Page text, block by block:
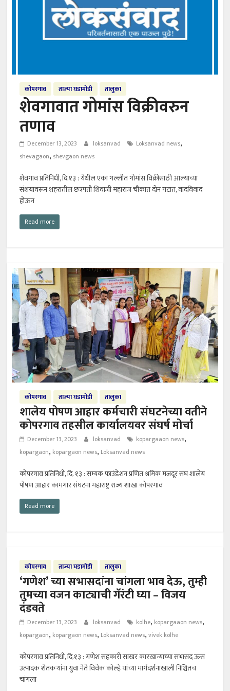
कोपरगाव ताज्या घडामोडी तालुका
शेवगावात गोमांस विक्रीवरुन
तणाव
December 13, 2023 loksanvad Loksanvad news,
shevagaon, shevgaon news
शेवगाव प्रतिनिधी, दि.१३ : येथील एका गल्लीत गोमांस विक्रीसाठी आल्याच्या
संशयावरून शहरातील छत्रपती शिवाजी महाराज चौकात दोन गटात, वादविवाद
होऊन
Read more
कोपरगाव ताज्या घडामोडी तालुका
शालेय पोषण आहार कर्मचारी संघटनेच्या वतीने
कोपरगाव तहसील कार्यालयवर संघर्ष मोर्चा
December 13, 2023 loksanvad kopargaaon news,
kopargaon, kopargaon news, Loksanvad news
कोपरगाव प्रतिनिधी, दि. १३ : सम्यक फाउंडेशन प्रणित श्रमिक मजदूर संघ शालेय
पोषण आहार कामगार संघटना महाराष्ट्र राज्य शाखा कोपरगाव
Read more
कोपरगाव ताज्या घडामोडी तालुका
‘गणेश’ च्या सभासदांना चांगला भाव देऊ, तुम्ही
तुमच्या वजन काट्याची गॅरंटी घ्या – विजय
दंडवते
December 13, 2023 loksanvad kolhe, kopargaaon news,
kopargaon, kopargaon news, Loksanvad news,vivek kolhe
कोपरगाव प्रतिनिधी, दि.१३ : गणेश सहकारी साखर कारखान्याच्या सभासद ऊस
उत्पादक शेतकऱ्यांना युवा नेते विवेक कोल्हे यांच्या मार्गदर्शनाखाली निश्चितच
चांगला